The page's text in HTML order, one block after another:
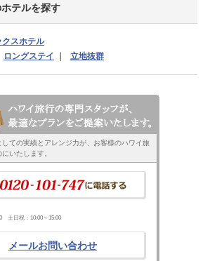
テルを探す
クスホテル
ロングステイ ｜ 立地抜群
しての実績とアレンジ力が、お客様のハワイ旅
いたします。
土日祝：10:00～15:00
メールお問い合わせ